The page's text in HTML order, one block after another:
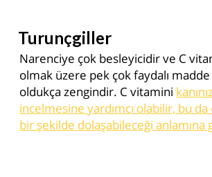
Turunçgiller
Narenciye çok besleyicidir ve C
olmak üzere pek çok faydalı madde
oldukça zengindir. C vitamini
incelmesine yardımcı olabilir, bu
bir şekilde dolaşabileceği anlamına